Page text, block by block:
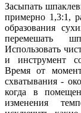
Засыпать
примерно 1,3:1,
образования
перемешать
Использовать
и инструмент
Время от
схватывания -
когда в
изменения